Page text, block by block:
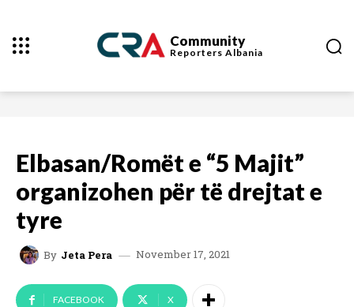
Community
Reporters Albania
Elbasan/Romët e “5 Majit”
organizohen për të drejtat e
tyre
By Jeta Pera November 17, 2021
FACEBOOK X